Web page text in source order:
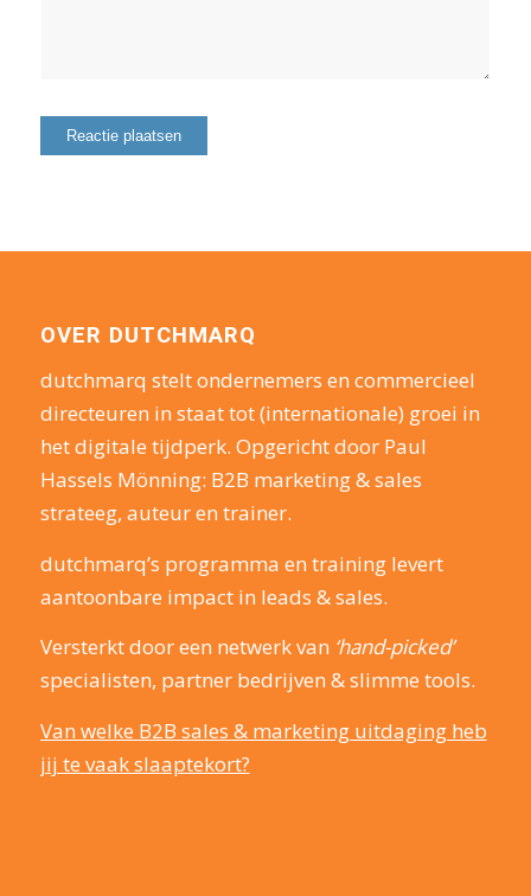
OVER DUTCHMARQ
dutchmarq stelt ondernemers en commercieel
directeuren in staat tot (internationale) groei in
het digitale tijdperk. Opgericht door Paul
Hassels Mönning: B2B marketing & sales
strateeg, auteur en trainer.
dutchmarq’s programma en training levert
aantoonbare impact in leads & sales.
Versterkt door een netwerk van ‘hand-picked’
specialisten, partner bedrijven & slimme tools.
Van welke B2B sales & marketing uitdaging heb
jij te vaak slaaptekort?